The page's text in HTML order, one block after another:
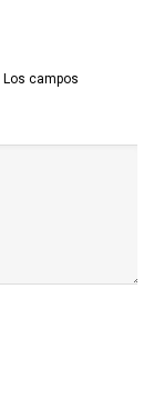
Los campos